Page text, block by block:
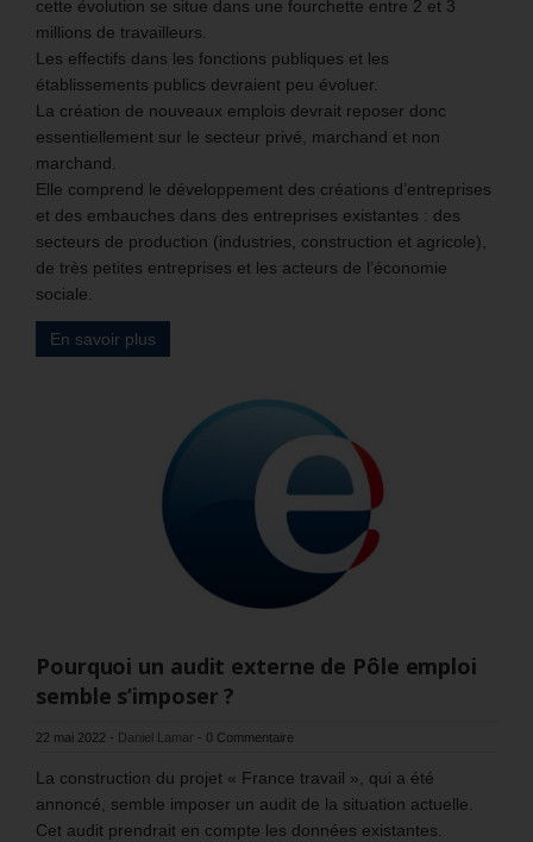
cette évolution se situe dans une fourchette entre 2 et 3
millions de travailleurs.
Les effectifs dans les fonctions publiques et les
établissements publics devraient peu évoluer.
La création de nouveaux emplois devrait reposer donc
essentiellement sur le secteur privé, marchand et non
marchand.
Elle comprend le développement des créations d’entreprises
et des embauches dans des entreprises existantes : des
secteurs de production (industries, construction et agricole),
de très petites entreprises et les acteurs de l’économie
sociale.
En savoir plus
Pourquoi un audit externe de Pôle emploi
semble s’imposer ?
22 mai 2022 - Daniel Lamar - 0 Commentaire
La construction du projet « France travail », qui a été
annoncé, semble imposer un audit de la situation actuelle.
Cet audit prendrait en compte les données existantes.